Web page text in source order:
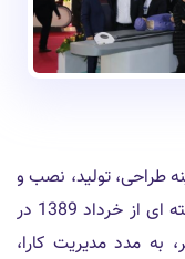
طراحی، تولید، نصب و
نگهداری سیستم های تصویرگر پزشکی هسته ای از خرداد 1389 در
به مدد مدیریت کارا،